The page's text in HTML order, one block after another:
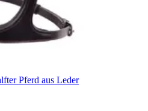
Pferd aus Leder